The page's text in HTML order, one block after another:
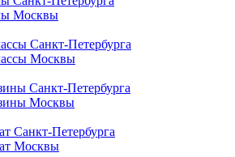
Москвы
Санкт-Петербурга
Москвы
Санкт-Петербурга
Москвы
Санкт-Петербурга
Москвы